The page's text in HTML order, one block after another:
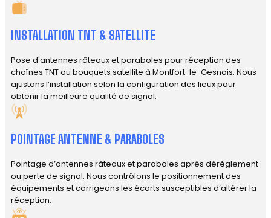
INSTALLATION TNT & SATELLITE
Pose d'antennes râteaux et paraboles pour réception des
chaînes TNT ou bouquets satellite à Montfort-le-Gesnois. Nous
ajustons l’installation selon la configuration des lieux pour
obtenir la meilleure qualité de signal.
POINTAGE ANTENNE & PARABOLES
Pointage d’antennes râteaux et paraboles après dérèglement
ou perte de signal. Nous contrôlons le positionnement des
équipements et corrigeons les écarts susceptibles d’altérer la
réception.